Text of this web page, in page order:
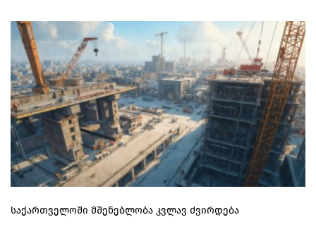
საქართველოში მშენებლობა კვლავ ძვირდება